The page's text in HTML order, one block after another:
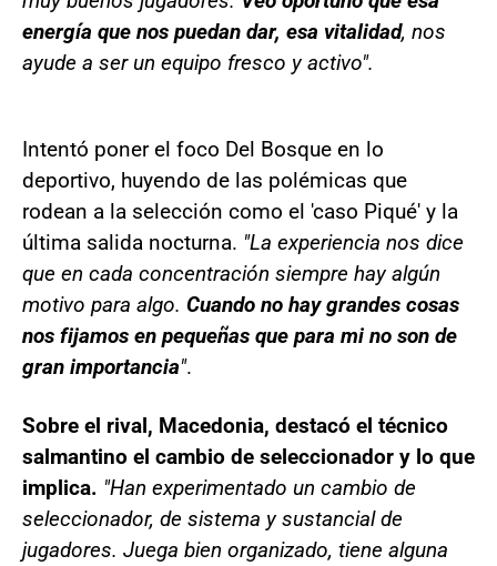
energía que nos puedan dar, esa vitalidad, nos
ayude a ser un equipo fresco y activo".
Intentó poner el foco Del Bosque en lo
deportivo, huyendo de las polémicas que
rodean a la selección como el 'caso Piqué' y la
última salida nocturna. "La experiencia nos dice
que en cada concentración siempre hay algún
motivo para algo. Cuando no hay grandes cosas
nos fijamos en pequeñas que para mi no son de
gran importancia".
Sobre el rival, Macedonia, destacó el técnico
salmantino el cambio de seleccionador y lo que
implica. "Han experimentado un cambio de
seleccionador, de sistema y sustancial de
jugadores. Juega bien organizado, tiene alguna